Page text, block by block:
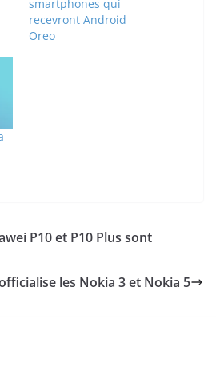
smartphones qui
recevront Android
Oreo
P10 et P10 Plus sont
les Nokia 3 et Nokia 5